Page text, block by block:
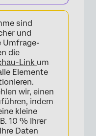
sind
und
Umfrage-
die
Link um
Elemente
wir, einen
indem
kleine
10 % Ihrer
Daten